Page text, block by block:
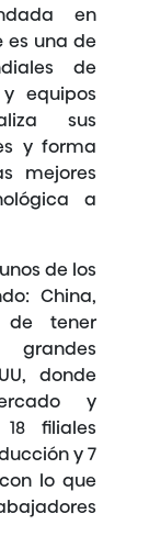
en
es una de
de
equipos
sus
y forma
mejores
a
de los
China,
de tener
donde
y
filiales
y 7
lo que